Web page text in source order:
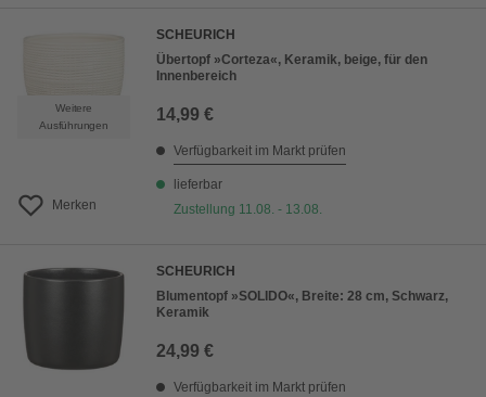
Weitere
Ausführungen
Merken
SCHEURICH
Übertopf »Corteza«, Keramik, beige, für den
Innenbereich
14,99 €
Verfügbarkeit im Markt prüfen
lieferbar
Zustellung 11.08. - 13.08.
SCHEURICH
Blumentopf »SOLIDO«, Breite: 28 cm, Schwarz,
Keramik
24,99 €
Verfügbarkeit im Markt prüfen